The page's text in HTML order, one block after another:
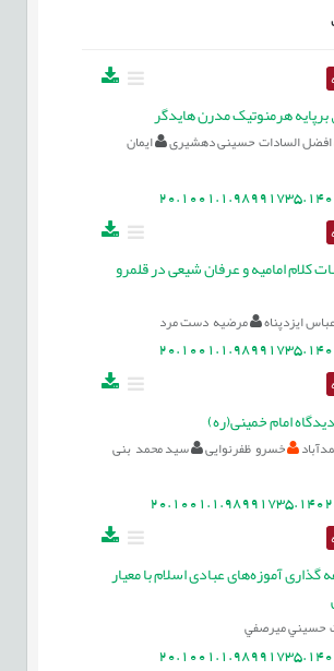
هرمنوتیک مدرن هایدگر
السادات حسینی دهشیری
ایمان
کلام امامیه و عرفان شیعی در قلمرو
ایزدپناه مرضیه دست مرد
امام خمینی(ره)
خسرو ظفرنوایی
سید محمد بنی
آموزه‌های عبادی اسلام با معیار
حسيني ميرصفي